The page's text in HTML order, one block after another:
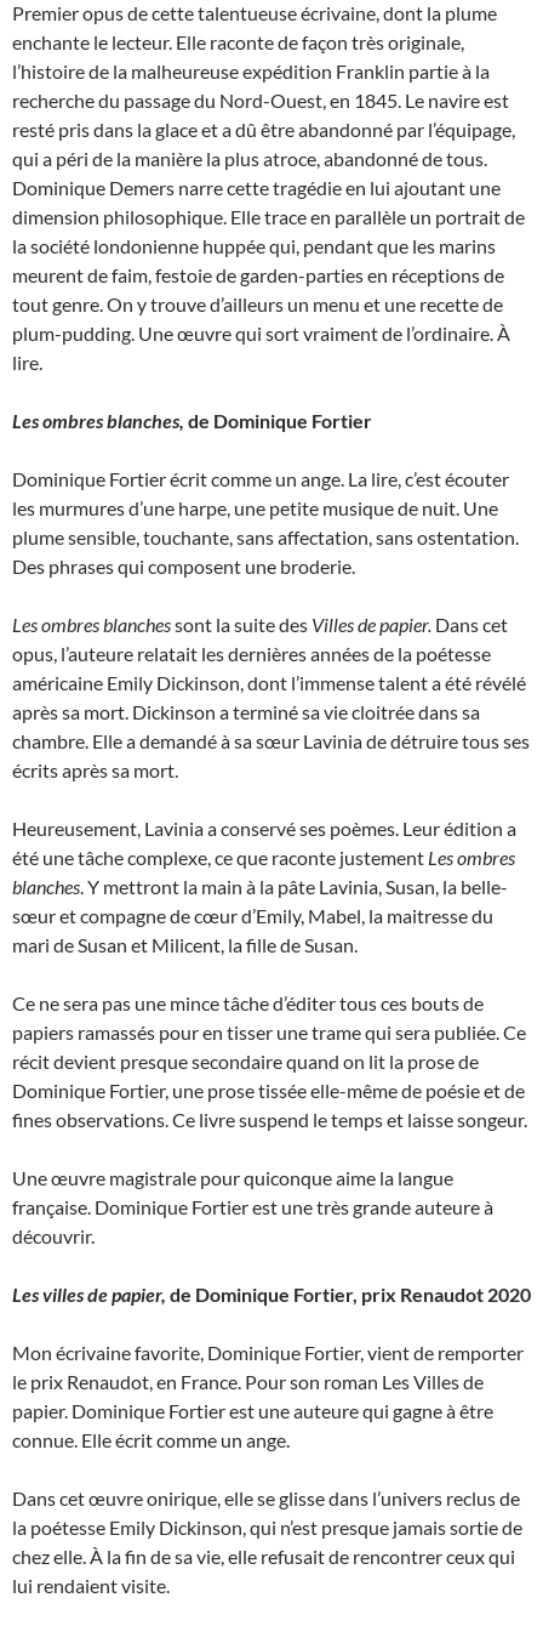
Premier opus de cette talentueuse écrivaine, dont la plume
enchante le lecteur. Elle raconte de façon très originale,
l’histoire de la malheureuse expédition Franklin partie à la
recherche du passage du Nord-Ouest, en 1845. Le navire est
resté pris dans la glace et a dû être abandonné par l’équipage,
qui a péri de la manière la plus atroce, abandonné de tous.
Dominique Demers narre cette tragédie en lui ajoutant une
dimension philosophique. Elle trace en parallèle un portrait de
la société londonienne huppée qui, pendant que les marins
meurent de faim, festoie de garden-parties en réceptions de
tout genre. On y trouve d’ailleurs un menu et une recette de
plum-pudding. Une œuvre qui sort vraiment de l’ordinaire. À
lire.
Les ombres blanches, de Dominique Fortier
Dominique Fortier écrit comme un ange. La lire, c’est écouter
les murmures d’une harpe, une petite musique de nuit. Une
plume sensible, touchante, sans affectation, sans ostentation.
Des phrases qui composent une broderie.
Les ombres blanchessont la suite des Villes de papier. Dans cet
opus, l’auteure relatait les dernières années de la poétesse
américaine Emily Dickinson, dont l’immense talent a été révélé
après sa mort. Dickinson a terminé sa vie cloitrée dans sa
chambre. Elle a demandé à sa sœur Lavinia de détruire tous ses
écrits après sa mort.
Heureusement, Lavinia a conservé ses poèmes. Leur édition a
été une tâche complexe, ce que raconte justement Les ombres
blanches. Y mettront la main à la pâte Lavinia, Susan, la belle-
sœur et compagne de cœur d’Emily, Mabel, la maitresse du
mari de Susan et Milicent, la fille de Susan.
Ce ne sera pas une mince tâche d’éditer tous ces bouts de
papiers ramassés pour en tisser une trame qui sera publiée. Ce
récit devient presque secondaire quand on lit la prose de
Dominique Fortier, une prose tissée elle-même de poésie et de
fines observations. Ce livre suspend le temps et laisse songeur.
Une œuvre magistrale pour quiconque aime la langue
française. Dominique Fortier est une très grande auteure à
découvrir.
Les villes de papier, de Dominique Fortier, prix Renaudot 2020
Mon écrivaine favorite, Dominique Fortier, vient de remporter
le prix Renaudot, en France. Pour son roman Les Villes de
papier. Dominique Fortier est une auteure qui gagne à être
connue. Elle écrit comme un ange.
Dans cet œuvre onirique, elle se glisse dans l’univers reclus de
la poétesse Emily Dickinson, qui n’est presque jamais sortie de
chez elle. À la fin de sa vie, elle refusait de rencontrer ceux qui
lui rendaient visite.